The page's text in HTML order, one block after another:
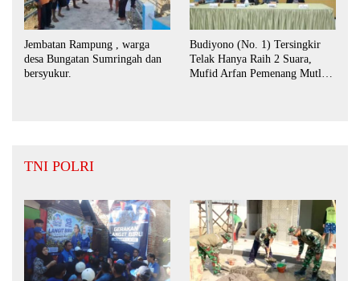
Jembatan Rampung , warga
desa Bungatan Sumringah dan
bersyukur.
Budiyono (No. 1) Tersingkir
Telak Hanya Raih 2 Suara,
Mufid Arfan Pemenang Mutlak
TNI POLRI